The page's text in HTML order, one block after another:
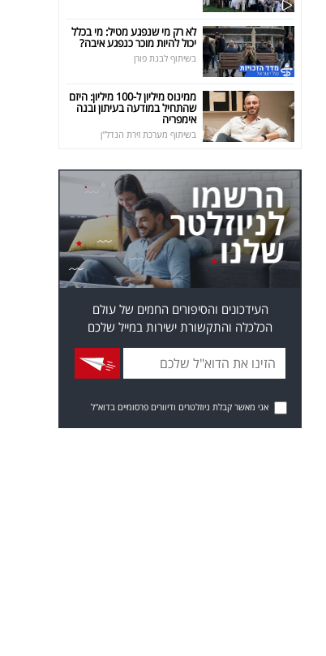
לא רק מי שנפגע מטיל: מי בכלל
יכול להיות מוכר כנפגע איבה?
בשיתוף לבנת פורן
ממינוס מיליון ל-100 מיליון: היזם
שהתחיל במודעה בעיתון ובנה
אימפריה
בשיתוף מערכת זירת הנדל"ן
העידכונים והסיפורים החמים של עולם
הכלכלה והתקשורת ישירות במייל שלכם
אני מאשר קבלת ניוזלטרים ודיוורים פרסומיים בדוא"ל